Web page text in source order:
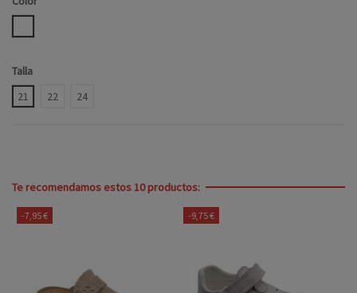
Talla
21
22 24
Te recomendamos estos 10 productos:
-7,95 € -9,75 €